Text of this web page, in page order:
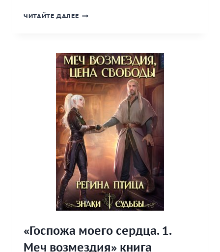
ЧИТАЙТЕ ДАЛЕЕ «АНГЕЛ
3.
ПЕРВОЕ
УДОВОЛЬСТВИЕ»
КНИГА
«Госпожа моего сердца. 1.
Меч возмездия» книга